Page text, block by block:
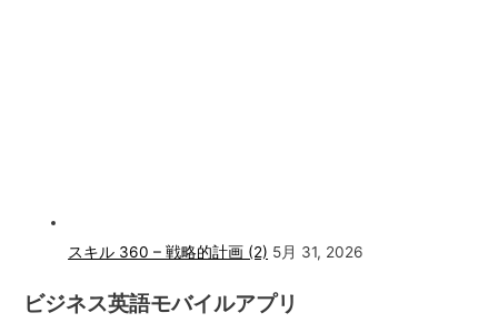
スキル 360 – 戦略的計画 (2) 5月 31, 2026
ビジネス英語モバイルアプリ